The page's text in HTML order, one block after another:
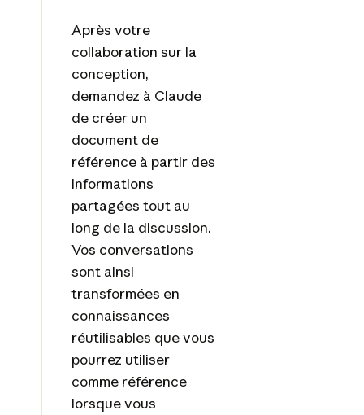
Après votre
collaboration sur la
conception,
demandez à Claude
de créer un
document de
référence à partir des
informations
partagées tout au
long de la discussion.
Vos conversations
sont ainsi
transformées en
connaissances
réutilisables que vous
pourrez utiliser
comme référence
lorsque vous